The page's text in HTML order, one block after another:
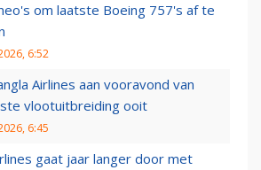
om laatste Boeing 757's af te
6:52
Airlines aan vooravond van
vlootuitbreiding ooit
6:45
gaat jaar langer door met